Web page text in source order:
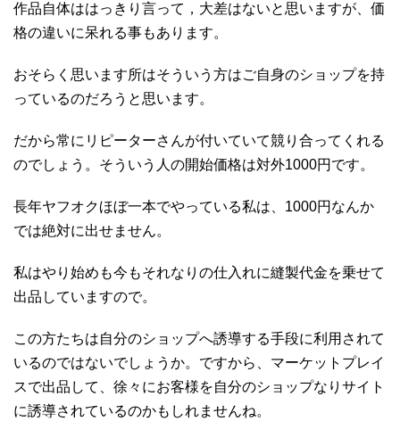
作品自体ははっきり言って，大差はないと思いますが、価
格の違いに呆れる事もあります。
おそらく思います所はそういう方はご自身のショップを持
っているのだろうと思います。
だから常にリピーターさんが付いていて競り合ってくれる
のでしょう。そういう人の開始価格は対外1000円です。
長年ヤフオクほぼ一本でやっている私は、1000円なんか
では絶対に出せません。
私はやり始めも今もそれなりの仕入れに縫製代金を乗せて
出品していますので。
この方たちは自分のショップへ誘導する手段に利用されて
いるのではないでしょうか。ですから、マーケットプレイ
スで出品して、徐々にお客様を自分のショップなりサイト
に誘導されているのかもしれませんね。